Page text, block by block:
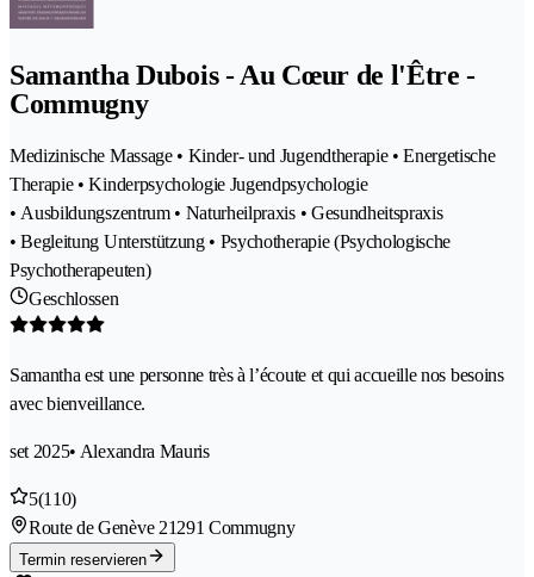
Samantha Dubois - Au Cœur de l'Être -
Commugny
Medizinische Massage • Kinder- und Jugendtherapie • Energetische
Therapie • Kinderpsychologie Jugendpsychologie
• Ausbildungszentrum • Naturheilpraxis • Gesundheitspraxis
• Begleitung Unterstützung • Psychotherapie (Psychologische
Psychotherapeuten)
Geschlossen
Samantha est une personne très à l’écoute et qui accueille nos besoins
avec bienveillance.
set 2025• Alexandra Mauris
5(110)
Route de Genève 21291 Commugny
Termin reservieren